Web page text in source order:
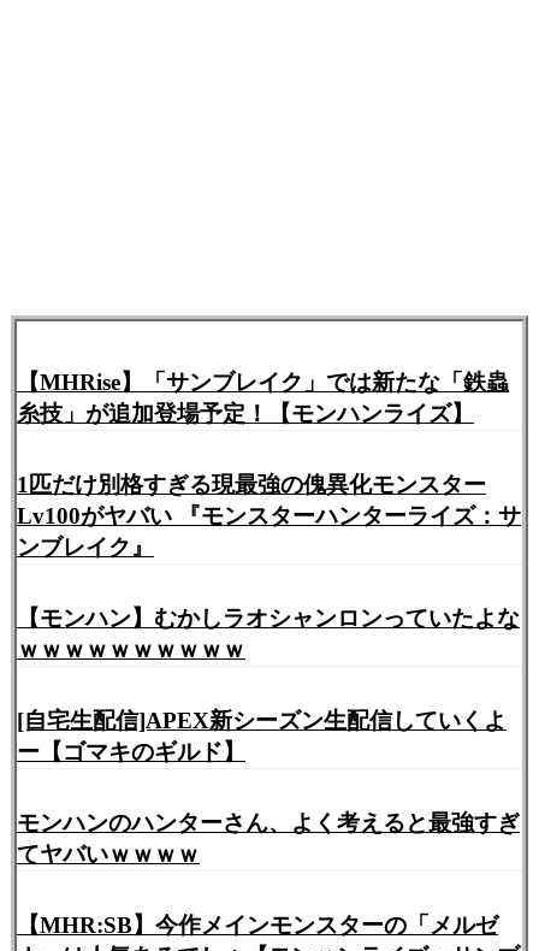
【MHRise】「サンブレイク」では新たな「鉄蟲
糸技」が追加登場予定！【モンハンライズ】
1匹だけ別格すぎる現最強の傀異化モンスター
Lv100がヤバい 『モンスターハンターライズ：サ
ンブレイク』
【モンハン】むかしラオシャンロンっていたよな
ｗｗｗｗｗｗｗｗｗｗ
[自宅生配信]APEX新シーズン生配信していくよ
ー【ゴマキのギルド】
モンハンのハンターさん、よく考えると最強すぎ
てヤバいｗｗｗｗ
【MHR:SB】今作メインモンスターの「メルゼ